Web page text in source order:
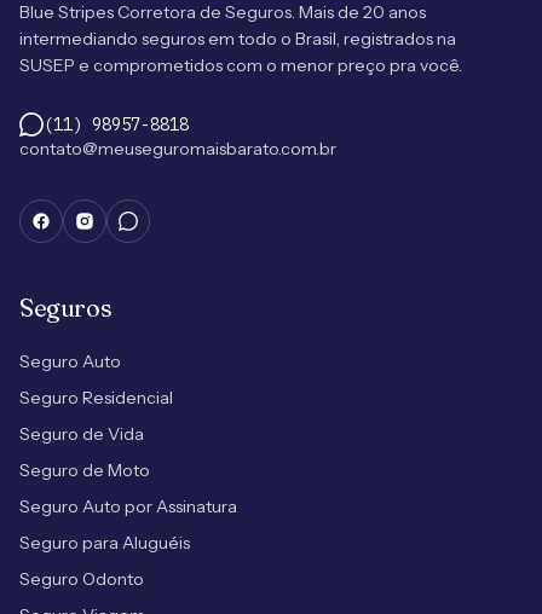
Blue Stripes Corretora de Seguros. Mais de 20 anos
intermediando seguros em todo o Brasil, registrados na
SUSEP e comprometidos com o menor preço pra você.
(11) 98957-8818
contato@meuseguromaisbarato.com.br
Seguros
Seguro Auto
Seguro Residencial
Seguro de Vida
Seguro de Moto
Seguro Auto por Assinatura
Seguro para Aluguéis
Seguro Odonto